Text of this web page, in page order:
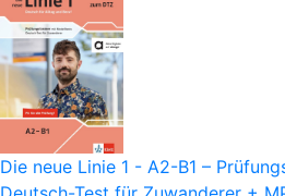
Die neue Linie 1 - A2-B1 –